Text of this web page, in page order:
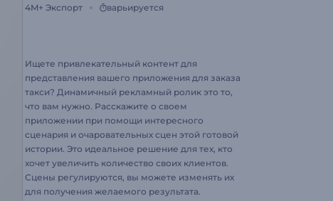
4M+ Экспорт варьируется
Ищете привлекательный контент для
представления вашего приложения для заказа
такси? Динамичный рекламный ролик это то,
что вам нужно. Расскажите о своем
приложении при помощи интересного
сценария и очаровательных сцен этой готовой
истории. Это идеальное решение для тех, кто
хочет увеличить количество своих клиентов.
Сцены регулируются, вы можете изменять их
для получения желаемого результата.